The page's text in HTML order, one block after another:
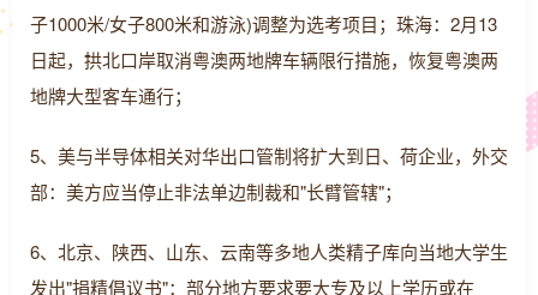
子1000米/女子800米和游泳)调整为选考项目；珠海：2月13
日起，拱北口岸取消粤澳两地牌车辆限行措施，恢复粤澳两
地牌大型客车通行；
5、美与半导体相关对华出口管制将扩大到日、荷企业，外交
部：美方应当停止非法单边制裁和"长臂管辖"；
6、北京、陕西、山东、云南等多地人类精子库向当地大学生
发出"捐精倡议书"：部分地方要求要大专及以上学历或在